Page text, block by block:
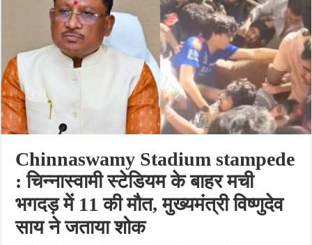
Chinnaswamy Stadium stampede
: चिन्नास्वामी स्टेडियम के बाहर मची
भगदड़ में 11 की मौत, मुख्यमंत्री विष्णुदेव
साय ने जताया शोक